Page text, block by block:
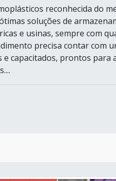
reconhecida do
soluções de
e usinas, sempre com
precisa contar com
capacitados, prontos para